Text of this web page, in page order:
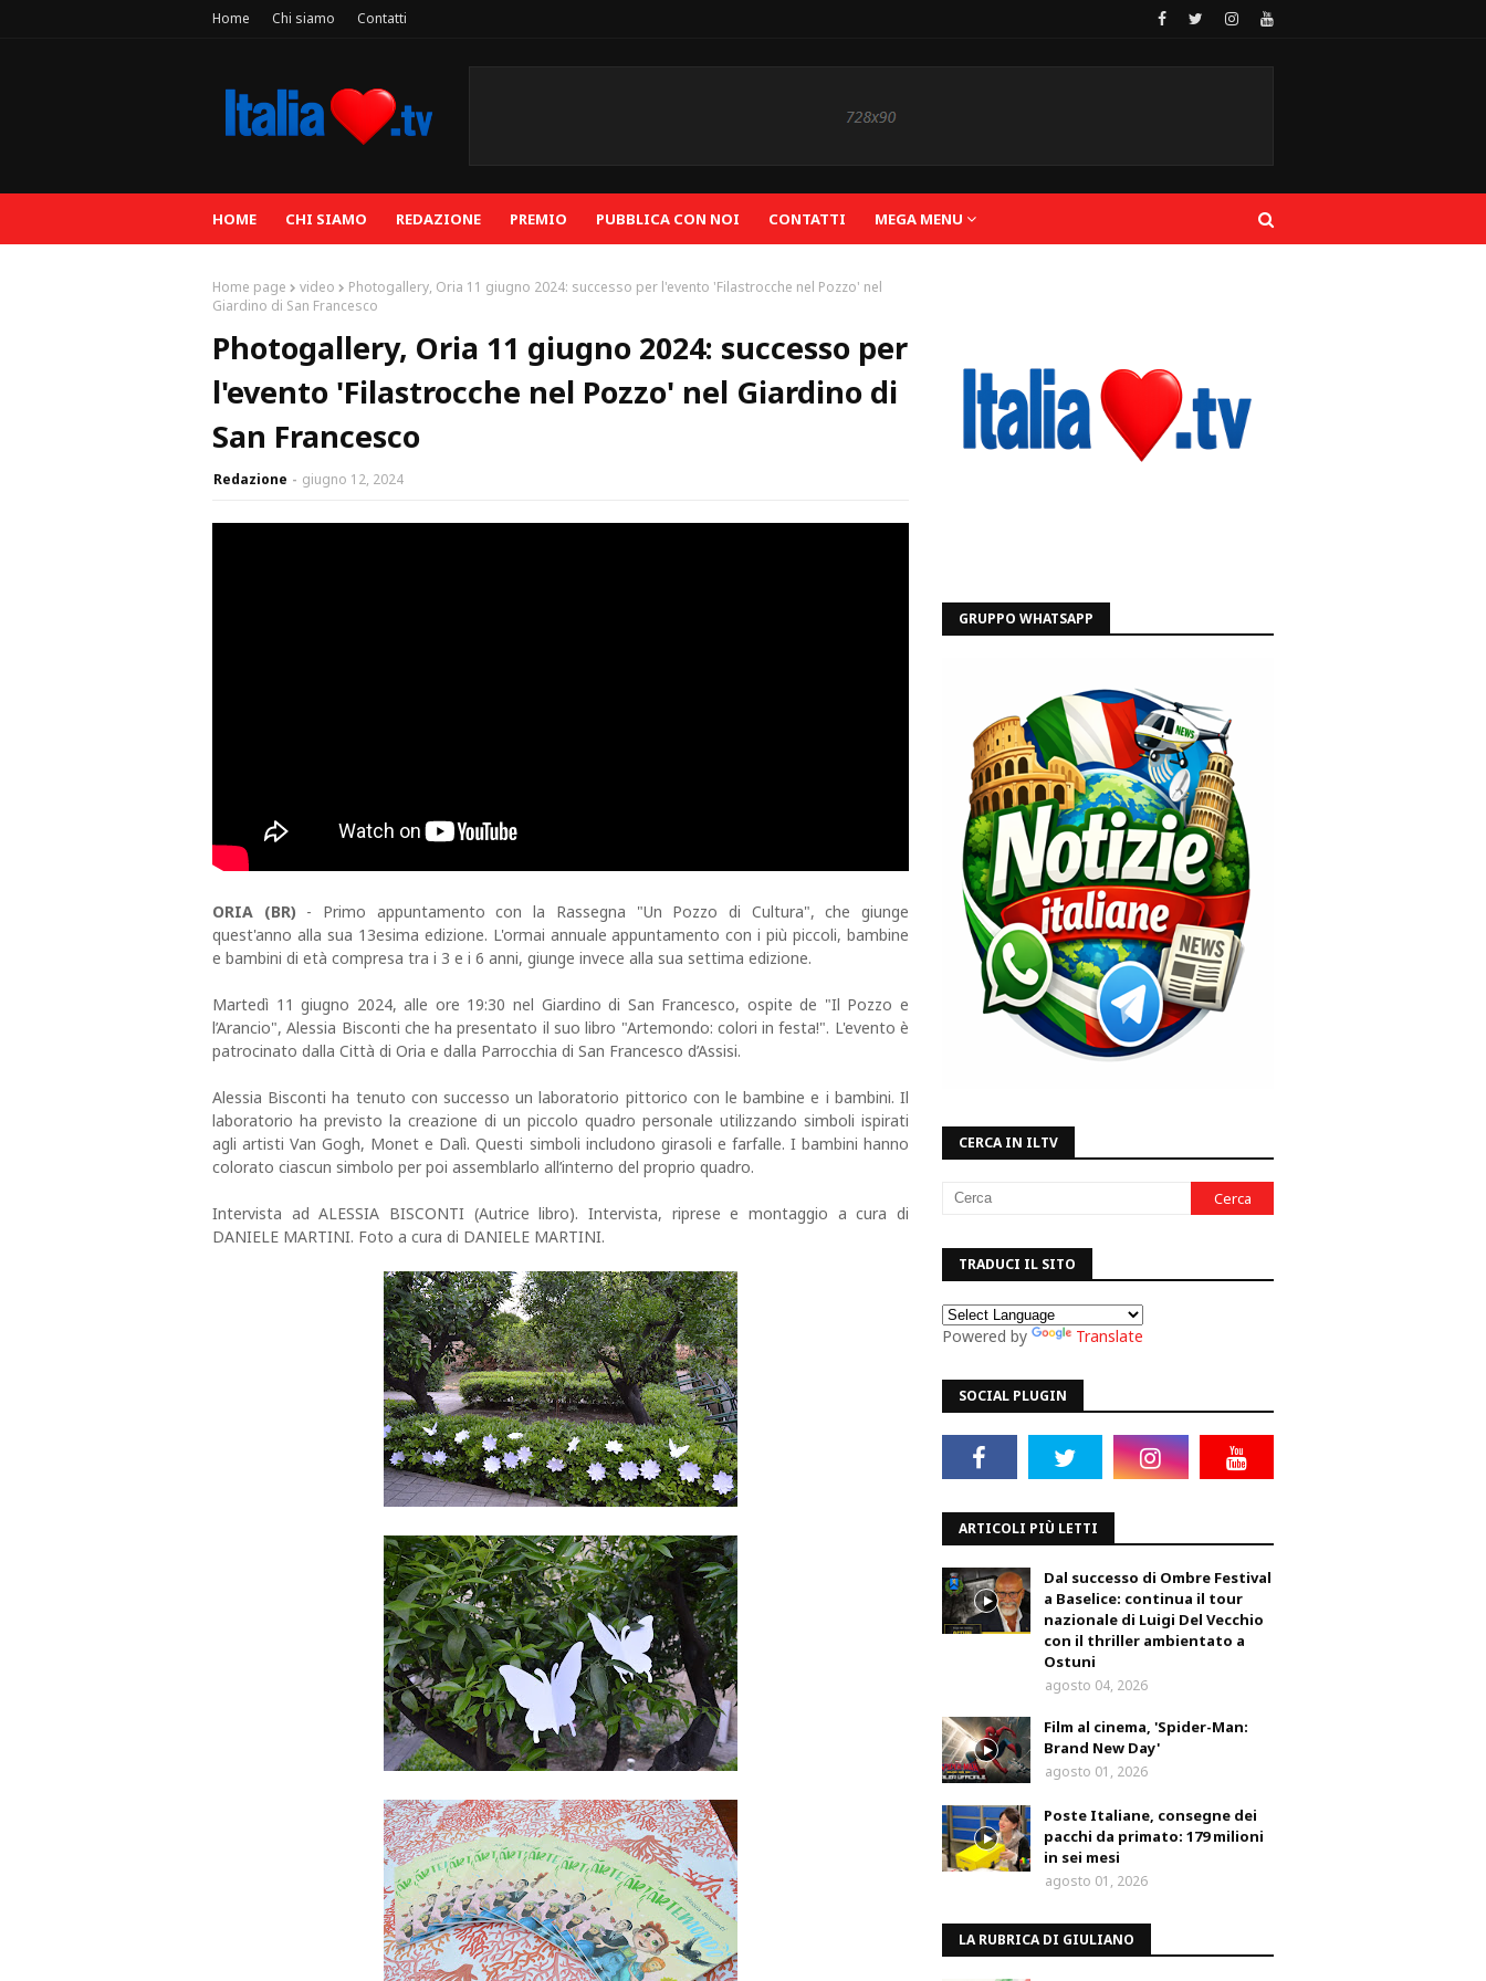
Home Chi siamo Contatti
HOME CHI SIAMO REDAZIONE PREMIO PUBBLICA CON NOI CONTATTI MEGA MENU
Home page video
Photogallery, Oria 11 giugno 2024: successo per l'evento 'Filastrocche nel Pozzo' nel
Giardino di San Francesco
Photogallery, Oria 11 giugno 2024: successo per
l'evento 'Filastrocche nel Pozzo' nel Giardino di
San Francesco
Redazione giugno 12, 2024
ORIA (BR) - Primo appuntamento con la Rassegna "Un Pozzo di Cultura", che giunge
quest'anno alla sua 13esima edizione. L'ormai annuale appuntamento con i più piccoli, bambine
e bambini di età compresa tra i 3 e i 6 anni, giunge invece alla sua settima edizione.
Martedì 11 giugno 2024, alle ore 19:30 nel Giardino di San Francesco, ospite de "Il Pozzo e
l’Arancio", Alessia Bisconti che ha presentato il suo libro "Artemondo: colori in festa!". L'evento è
patrocinato dalla Città di Oria e dalla Parrocchia di San Francesco d’Assisi.
Alessia Bisconti ha tenuto con successo un laboratorio pittorico con le bambine e i bambini. Il
laboratorio ha previsto la creazione di un piccolo quadro personale utilizzando simboli ispirati
agli artisti Van Gogh, Monet e Dalì. Questi simboli includono girasoli e farfalle. I bambini hanno
colorato ciascun simbolo per poi assemblarlo all’interno del proprio quadro.
Intervista ad ALESSIA BISCONTI (Autrice libro). Intervista, riprese e montaggio a cura di
DANIELE MARTINI. Foto a cura di DANIELE MARTINI.
GRUPPO WHATSAPP
CERCA IN ILTV
TRADUCI IL SITO
Powered by Translate
SOCIAL PLUGIN
ARTICOLI PIÙ LETTI
Dal successo di Ombre Festival
a Baselice: continua il tour
nazionale di Luigi Del Vecchio
con il thriller ambientato a
Ostuni
agosto 04, 2026
Film al cinema, 'Spider-Man:
Brand New Day'
agosto 01, 2026
Poste Italiane, consegne dei
pacchi da primato: 179 milioni
in sei mesi
agosto 01, 2026
LA RUBRICA DI GIULIANO